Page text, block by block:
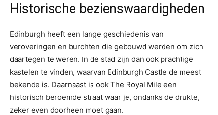
Historische bezienswaardigheden
Edinburgh heeft een lange geschiedenis van
veroveringen en burchten die gebouwd werden om zich
daartegen te weren. In de stad zijn dan ook prachtige
kastelen te vinden, waarvan Edinburgh Castle de meest
bekende is. Daarnaast is ook The Royal Mile een
historisch beroemde straat waar je, ondanks de drukte,
zeker even doorheen moet gaan.